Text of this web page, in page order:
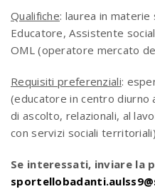
Qualifiche: laurea in materie
Educatore, Assistente
OML (operatore mercato
Requisiti preferenziali:
(educatore in centro diurno
di ascolto, relazionali, al
con servizi sociali
Se interessati, inviare la